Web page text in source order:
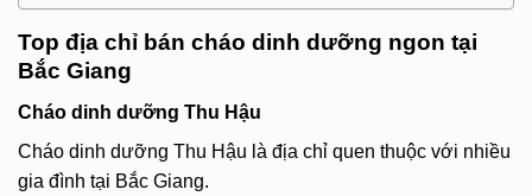
Top địa chỉ bán cháo dinh dưỡng ngon tại
Bắc Giang
Cháo dinh dưỡng Thu Hậu
Cháo dinh dưỡng Thu Hậu là địa chỉ quen thuộc với nhiều
gia đình tại Bắc Giang.